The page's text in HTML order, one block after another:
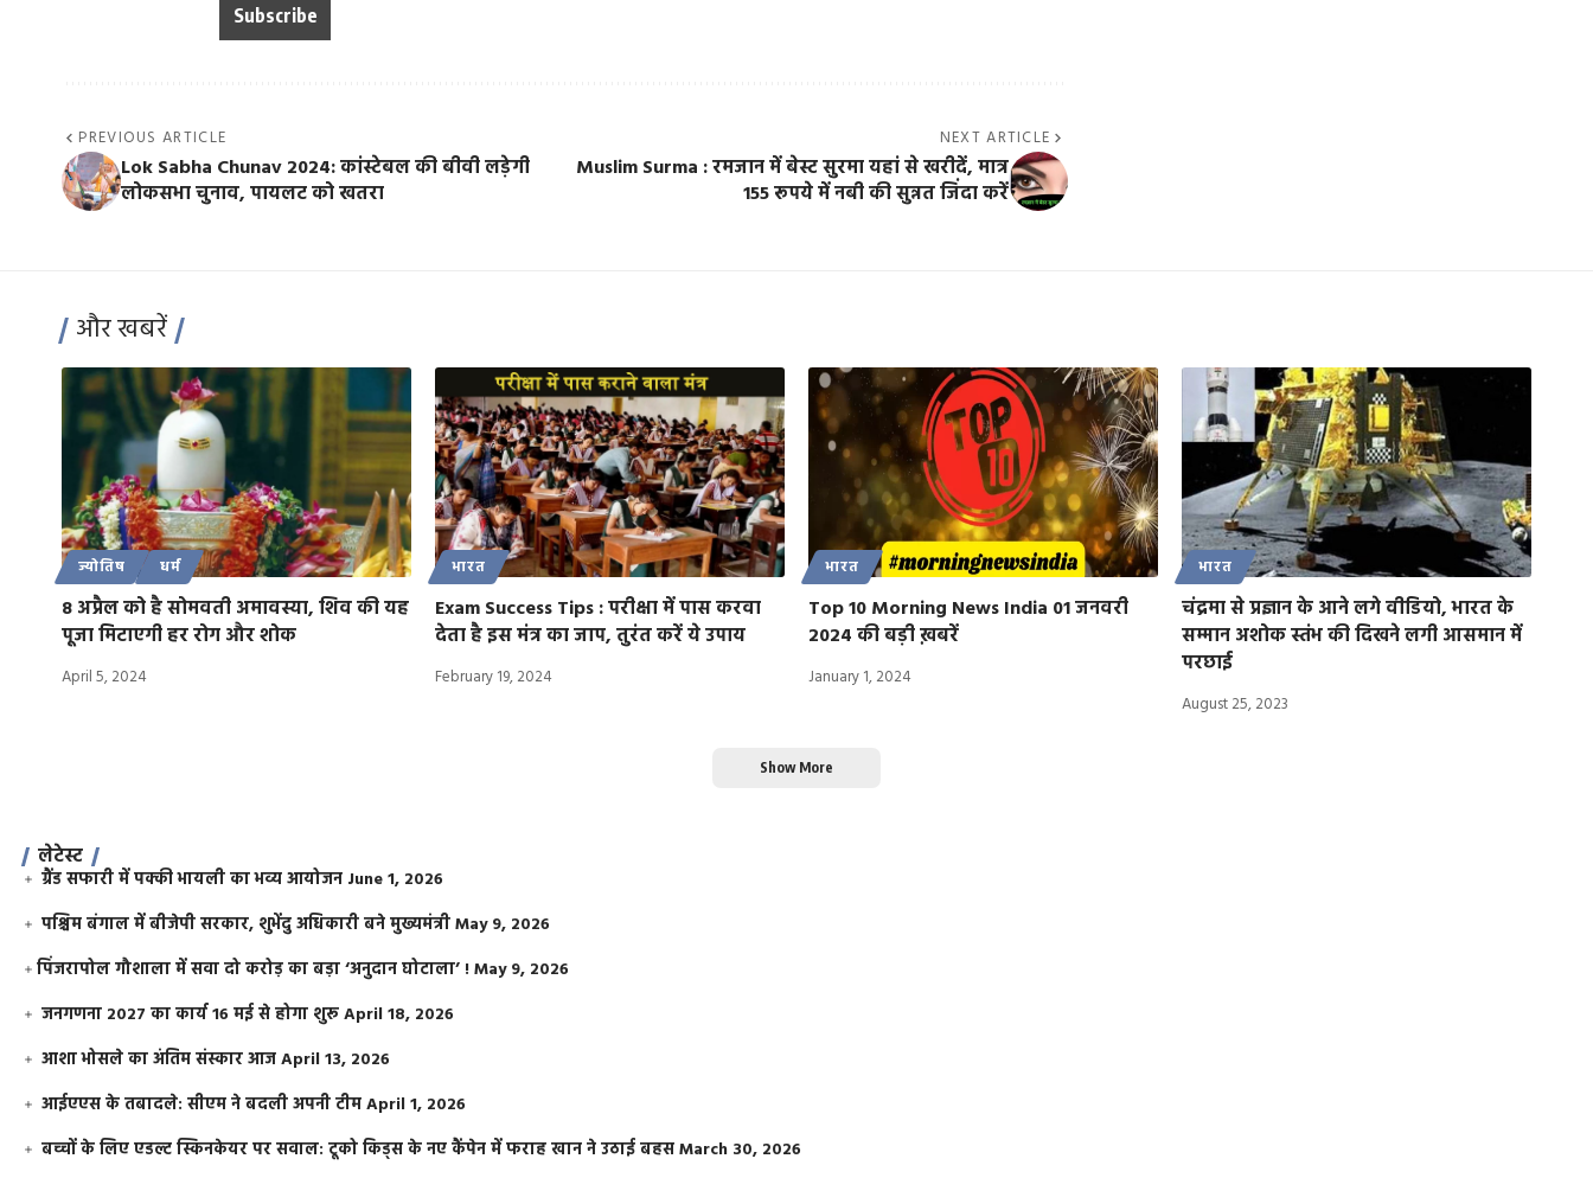
PREVIOUS ARTICLE
Lok Sabha Chunav 2024: कांस्टेबल की बीवी लड़ेगी
लोकसभा चुनाव, पायलट को खतरा
NEXT ARTICLE
Muslim Surma : रमजान में बेस्ट सुरमा यहां से खरीदें, मात्र
155 रूपये में नबी की सुन्नत जिंदा करें
और खबरें
ज्योतिष धर्म
8 अप्रैल को है सोमवती अमावस्या, शिव की यह
पूजा मिटाएगी हर रोग और शोक
April 5, 2024
भारत
Exam Success Tips : परीक्षा में पास करवा
देता है इस मंत्र का जाप, तुरंत करें ये उपाय
February 19, 2024
भारत
Top 10 Morning News India 01 जनवरी
2024 की बड़ी ख़बरें
January 1, 2024
भारत
चंद्रमा से प्रज्ञान के आने लगे वीडियो, भारत के
सम्मान अशोक स्तंभ की दिखने लगी आसमान में
परछाई
August 25, 2023
Show More
लेटेस्ट
ग्रैंड सफारी में पक्की भायली का भव्य आयोजन June 1, 2026
पश्चिम बंगाल में बीजेपी सरकार, शुभेंदु अधिकारी बने मुख्यमंत्रीMay 9, 2026
​पिंजरापोल गौशाला में सवा दो करोड़ का बड़ा ‘अनुदान घोटाला’ !May 9, 2026
जनगणना 2027 का कार्य 16 मई से होगा शुरूApril 18, 2026
आशा भोसले का अंतिम संस्कार आजApril 13, 2026
आईएएस के तबादले: सीएम ने बदली अपनी टीमApril 1, 2026
बच्चों के लिए एडल्ट स्किनकेयर पर सवाल: टूको किड्स के नए कैंपेन में फराह खान ने उठाई बहसMarch 30, 2026